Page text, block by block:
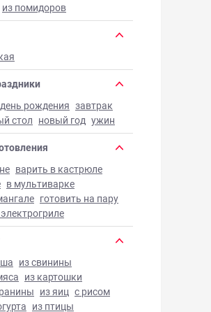
из помидоров
рождения завтрак
стол новый год ужин
варить в кастрюле
в мультиварке
готовить на пару
из свинины
из картошки
из яиц с рисом
из птицы